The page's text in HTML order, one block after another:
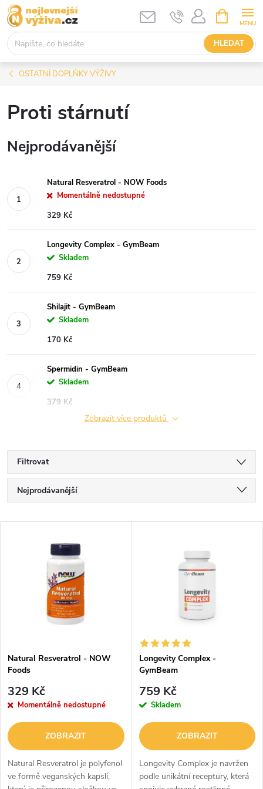
Přejít
na
obsah
HLEDAT
NÁKUPNÍ
KOŠÍK
OSTATNÍ DOPLŇKY VÝŽIVY
Proti stárnutí
Nejprodávanější
Natural Resveratrol - NOW Foods
Momentálně nedostupné
329 Kč
Longevity Complex - GymBeam
Skladem
759 Kč
Shilajit - GymBeam
Skladem
170 Kč
Spermidin - GymBeam
Skladem
379 Kč
Zobrazit více produktů
Filtrovat
Ř
a
p
r
o
d
Nejprodávanější
Abecedně
s
p
r
o
d
Natural Resveratrol - NOW
Foods
329 Kč
Momentálně nedostupné
ZOBRAZIT
Natural Resveratrol je polyfenol
ve formě veganských kapslí,
Longevity Complex -
GymBeam
759 Kč
Skladem
ZOBRAZIT
Longevity Complex je navržen
podle unikátní receptury, která